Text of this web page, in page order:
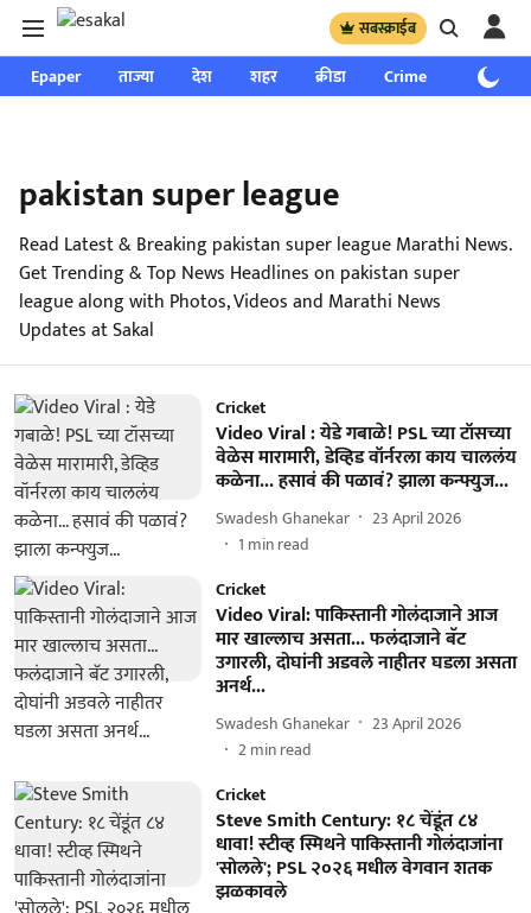
सबस्क्राईब
Epaper ताज्या देश शहर क्रीडा Crime साप्ताहिक
pakistan super league
Read Latest & Breaking pakistan super league Marathi News.
Get Trending & Top News Headlines on pakistan super
league along with Photos, Videos and Marathi News
Updates at Sakal
Cricket
Video Viral : येडे गबाळे! PSL च्या टॉसच्या
वेळेस मारामारी, डेव्हिड वॉर्नरला काय चाललंय
कळेना... हसावं की पळावं? झाला कन्फ्युज...
Swadesh Ghanekar
23 April 2026
1 min read
Cricket
Video Viral: पाकिस्तानी गोलंदाजाने आज
मार खाल्लाच असता... फलंदाजाने बॅट
उगारली, दोघांनी अडवले नाहीतर घडला असता
अनर्थ...
Swadesh Ghanekar
23 April 2026
2min read
Cricket
Steve Smith Century: १८ चेंडूंत ८४
धावा! स्टीव्ह स्मिथने पाकिस्तानी गोलंदाजांना
'सोलले'; PSL २०२६ मधील वेगवान शतक
झळकावले